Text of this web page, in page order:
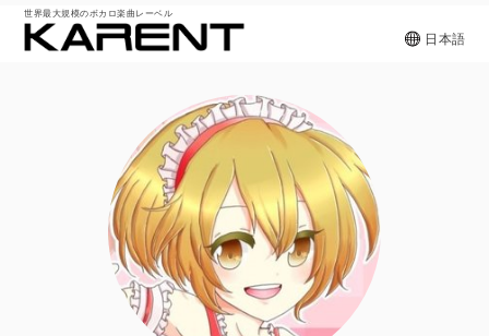
世界最大規模のボカロ楽曲レーベル
日本語